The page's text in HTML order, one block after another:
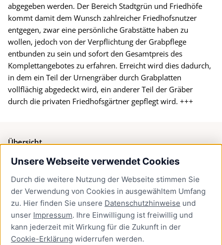
Unsere Webseite verwendet Cookies
Durch die weitere Nutzung der Webseite stimmen Sie
der Verwendung von Cookies in ausgewähltem Umfang
zu. Hier finden Sie unsere Datenschutzhinweise und
unser Impressum. Ihre Einwilligung ist freiwillig und
kann jederzeit mit Wirkung für die Zukunft in der
Cookie-Erklärung widerrufen werden.
abgegeben werden. Der Bereich Stadtgrün und Friedhöfe
kommt damit dem Wunsch zahlreicher Friedhofsnutzer
entgegen, zwar eine persönliche Grabstätte haben zu
wollen, jedoch von der Verpflichtung der Grabpflege
entbunden zu sein und sofort den Gesamtpreis des
Komplettangebotes zu erfahren. Erreicht wird dies dadurch,
in dem ein Teil der Urnengräber durch Grabplatten
vollflächig abgedeckt wird, ein anderer Teil der Gräber
durch die privaten Friedhofsgärtner gepflegt wird. +++
Übersicht
Bürgerservice
Presse
Newsletter Lübeck:kompakt
Kontakt
Kontakt